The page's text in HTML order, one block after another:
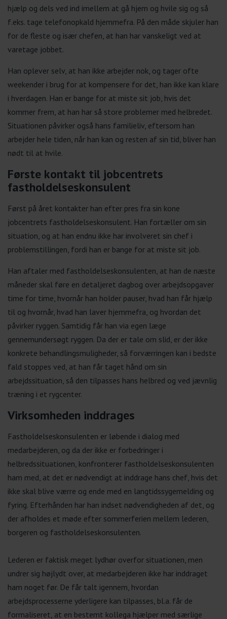
hjælp og dels ved ind imellem at gå hjem og hvile sig og så
f.eks. tage telefonopkald hjemmefra. På den måde skjuler han
for de fleste og især chefen, at han har vanskeligt ved at
varetage jobbet.
Han oplever selv, at han ikke arbejder nok, og tager ofte
weekender i brug for at kompensere for det, han ikke kan klare
i hverdagen. Han er bange for at miste sit job, hvis det
kommer frem, at han har så store problemer med helbredet.
Situationen påvirker også hans familieliv, eftersom han
arbejder hele tiden, når han kan og resten af sin tid, bliver han
nødt til at hvile.
Første kontakt til jobcentrets
fastholdelseskonsulent
Først på året kontakter han efter pres fra sin kone
jobcentrets fastholdelseskonsulent. Han fortæller om sin
situation, og at han endnu ikke har involveret sin chef i
problemstillingen, fordi han er bange for at miste sit job.
Han aftaler med fastholdelseskonsulenten, at han de næste
måneder skal føre en detaljeret dagbog over arbejdsopgaver
time for time, hvornår han holder pauser, hvad han får hjælp
til og hvornår, hvad han laver hjemmefra, og hvordan det
påvirker ryggen. Samtidig får han via egen læge
gennemundersøgt ryggen. Da der er tale om slid, er der ikke
konkrete behandlingsmuligheder, så forværringen kan i bedste
fald stoppes ved, at han får taget hånd om sin
arbejdssituation, så den tilpasses hans helbred og ved jævnlig
træning i et rygcenter.
Virksomheden inddrages
Fastholdelseskonsulenten er løbende i dialog med
medarbejderen, og da der ikke er forbedringer i
helbredssituationen, konfronterer fastholdelseskonsulenten
ham med, at det er nødvendigt at inddrage hans chef, hvis det
ikke skal blive værre og ende med en langtidssygemelding og
fyring. Efterhånden har han indset nødvendigheden af det, og
der afholdes et møde efter sommerferien mellem lederen,
borgeren og fastholdelseskonsulenten.
Lederen er faktisk meget lydhør overfor situationen, men
undrer sig højlydt over, at medarbejderen ikke har inddraget
ham noget før. De får talt igennem, hvordan
arbejdsprocesserne yderligere kan tilpasses, bl.a. får de
formaliseret, at en bestemt kollega hjælper med særlige